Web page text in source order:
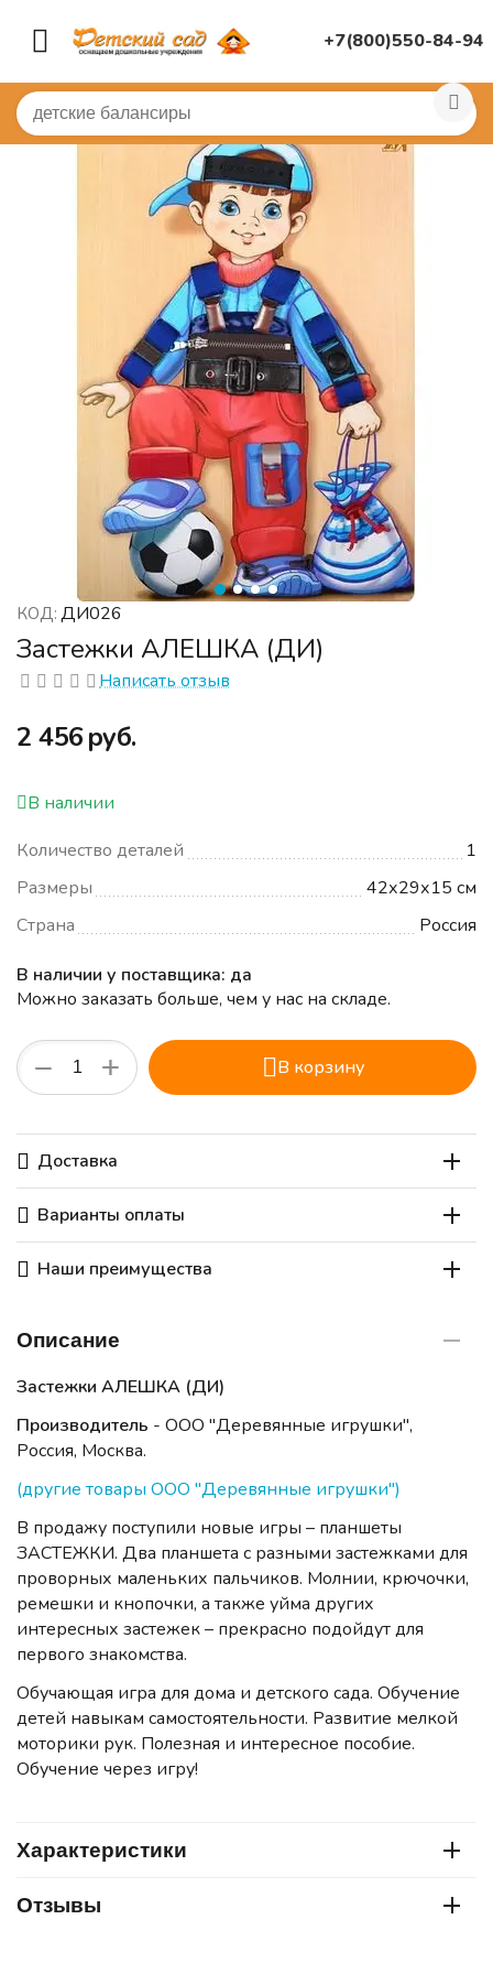
+7(800)550-84-94
Главная / ДИДАКТИЧЕСКИЕ ИГРЫ Развивающие
КОД: ДИ026
Застежки АЛЕШКА (ДИ)
Написать отзыв
‍2 456‍руб.
В наличии
Количество деталей
1
Размеры
42х29х15 см
Страна
Россия
В наличии у поставщика: да
Можно заказать больше, чем у нас на складе.
+
− В корзину
Доставка
Варианты оплаты
Наши преимущества
Описание
Застежки АЛЕШКА (ДИ)
Производитель - ООО "Деревянные игрушки",
Россия, Москва.
(другие товары ООО "Деревянные игрушки")
В продажу поступили новые игры – планшеты
ЗАСТЕЖКИ. Два планшета с разными застежками для
проворных маленьких пальчиков. Молнии, крючочки,
ремешки и кнопочки, а также уйма других
интересных застежек – прекрасно подойдут для
первого знакомства.
Обучающая игра для дома и детского сада. Обучение
детей навыкам самостоятельности. Развитие мелкой
моторики рук. Полезная и интересное пособие.
Обучение через игру!
Характеристики
Отзывы